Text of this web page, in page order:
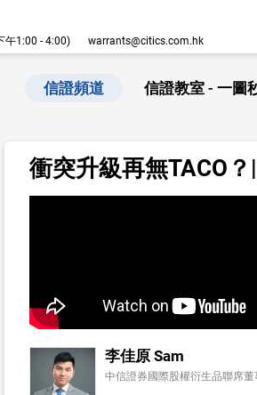
午1:00 - 4:00)
warrants@citics.com.hk
信證頻道 信證教室 - 一圖
衝突升級再無TACO
李佳原 Sam
中信證券國際股權衍生品聯席董